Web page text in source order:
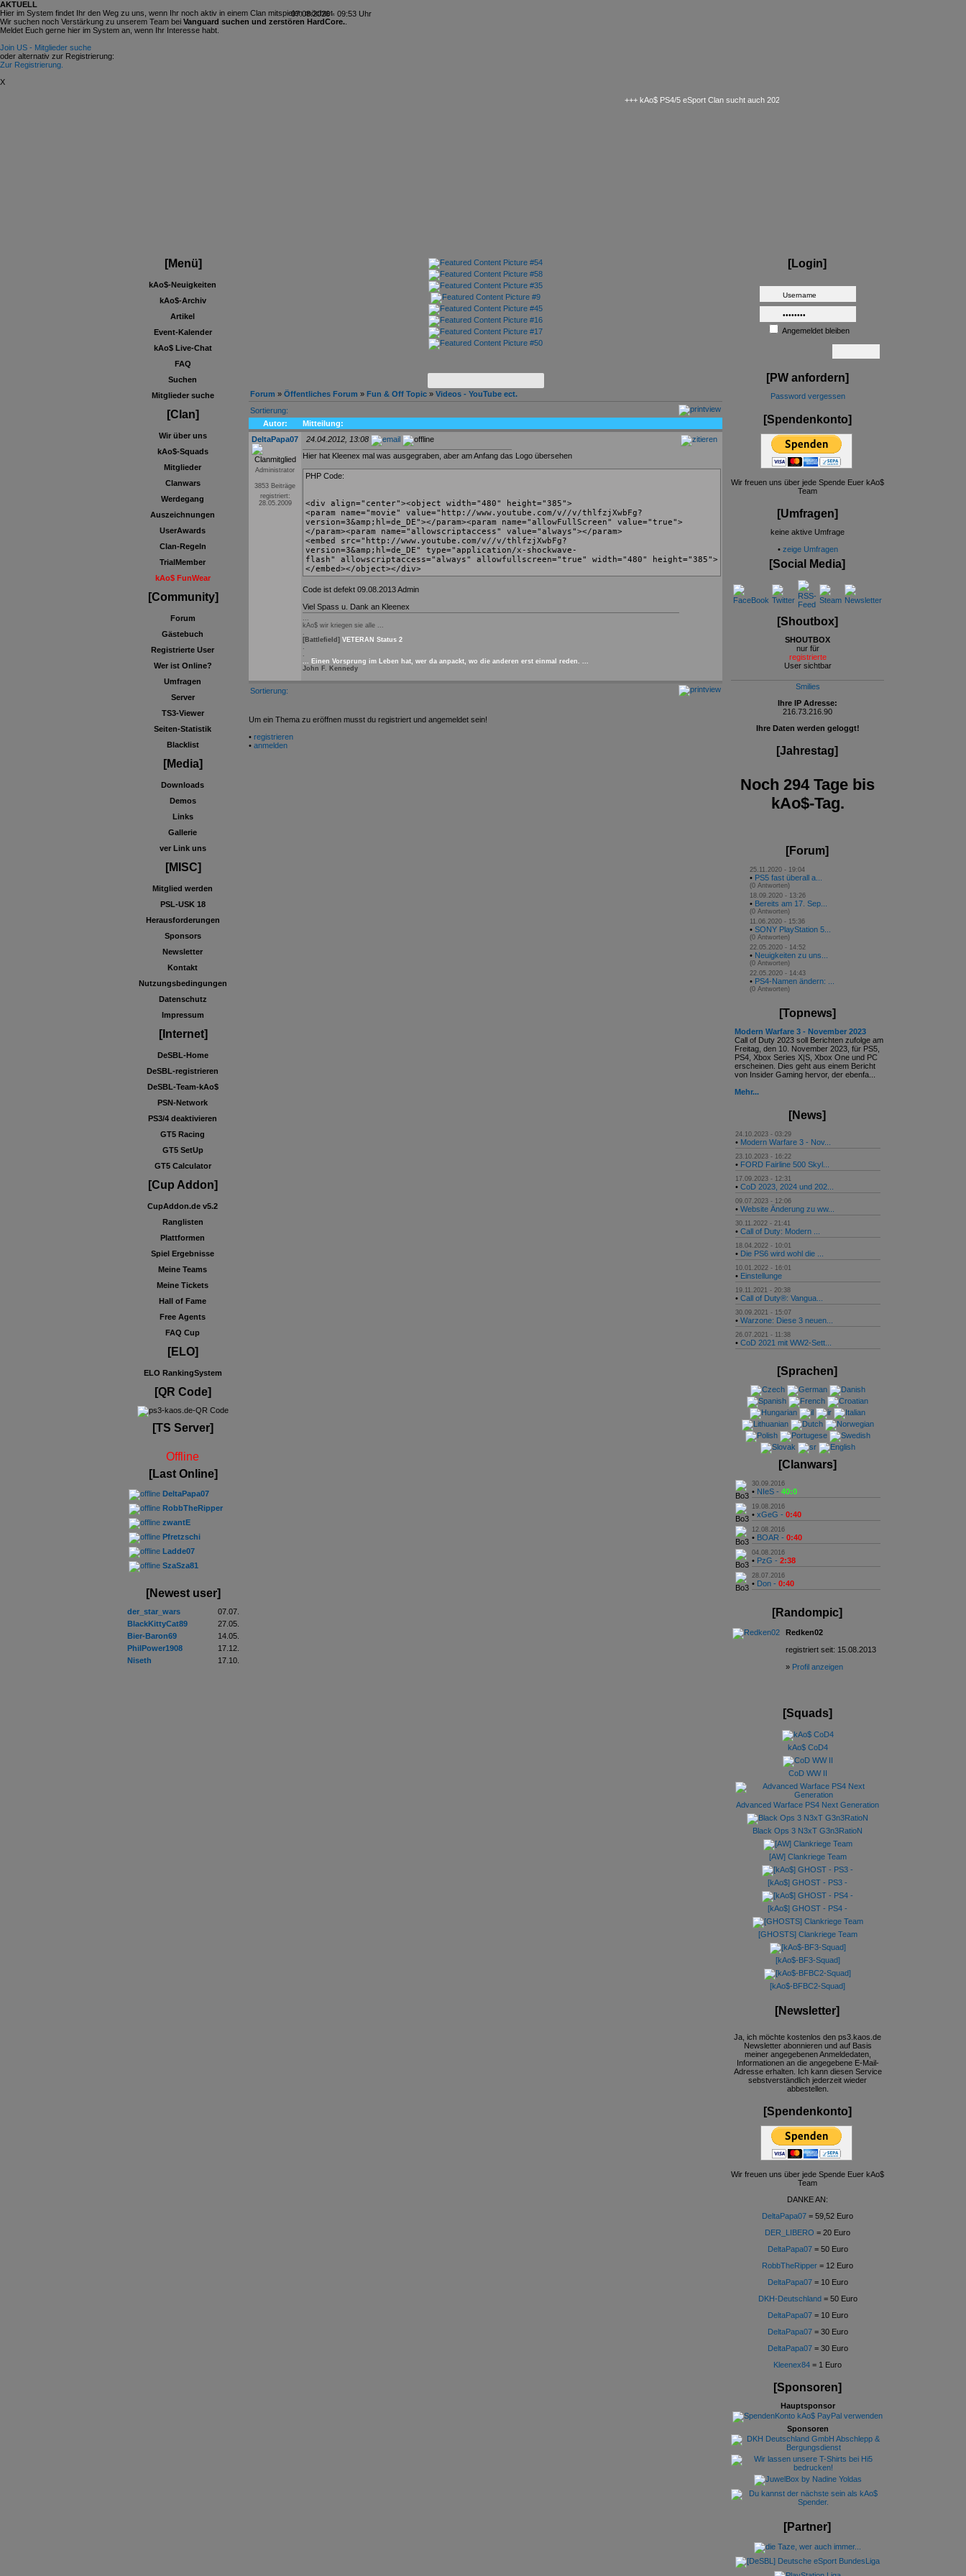
AKTUELL
Hier im System findet Ihr den Weg zu uns, wenn Ihr noch aktiv in einem Clan mitspielen möchtet.
Wir suchen noch Verstärkung zu unserem Team bei Vanguard suchen und zerstören HardCore.
Meldet Euch gerne hier im System an, wenn Ihr Interesse habt.
Join US - Mitglieder suche
oder alternativ zur Registrierung:
Zur Registrierung.
X
07.08.2026 - 09:53 Uhr
+++ kAo$ PS4/5 eSport Clan sucht auch 2023 Competition aktive Mitspieler für Call of Duty MW 2 -
[Menü]
kAo$-Neuigkeiten
kAo$-Archiv
Artikel
Event-Kalender
kAo$ Live-Chat
FAQ
Suchen
Mitglieder suche
[Clan]
Wir über uns
kAo$-Squads
Mitglieder
Clanwars
Werdegang
Auszeichnungen
UserAwards
Clan-Regeln
TrialMember
kAo$ FunWear
[Community]
Forum
Gästebuch
Registrierte User
Wer ist Online?
Umfragen
Server
TS3-Viewer
Seiten-Statistik
Blacklist
[Media]
Downloads
Demos
Links
Gallerie
ver Link uns
[MISC]
Mitglied werden
PSL-USK 18
Herausforderungen
Sponsors
Newsletter
Kontakt
Nutzungsbedingungen
Datenschutz
Impressum
[Internet]
DeSBL-Home
DeSBL-registrieren
DeSBL-Team-kAo$
PSN-Network
PS3/4 deaktivieren
GT5 Racing
GT5 SetUp
GT5 Calculator
[Cup Addon]
CupAddon.de v5.2
Ranglisten
Plattformen
Spiel Ergebnisse
Meine Teams
Meine Tickets
Hall of Fame
Free Agents
FAQ Cup
[ELO]
ELO RankingSystem
[QR Code]
[TS Server]
Offline
[Last Online]
DeltaPapa07
RobbTheRipper
zwantE
Pfretzschi
Ladde07
SzaSza81
[Newest user]
der_star_wars
07.07.
BlackKittyCat89
27.05.
Bier-Baron69
14.05.
PhilPower1908
17.12.
Niseth
17.10.
Forum » Öffentliches Forum » Fun & Off Topic » Videos - YouTube ect.
Sortierung:
Autor:
Mitteilung:
DeltaPapa07
Administrator
3853 Beiträge
registriert:
28.05.2009
24.04.2012, 13:08
Hier hat Kleenex mal was ausgegraben, aber am Anfang das Logo übersehen
PHP Code:
<div align="center"><object width="480" height="385">
<param name="movie" value="http://www.youtube.com/v//v/thlfzjXwbFg?
version=3&amp;hl=de_DE"></param><param name="allowFullScreen" value="true">
</param><param name="allowscriptaccess" value="always"></param>
<embed src="http://www.youtube.com/v//v/thlfzjXwbFg?
version=3&amp;hl=de_DE" type="application/x-shockwave-
flash" allowscriptaccess="always" allowfullscreen="true" width="480" height="385">
</embed></object></div>
Code ist defekt 09.08.2013 Admin
Viel Spass u. Dank an Kleenex
...
kAo$ wir kriegen sie alle ...
.
[Battlefield] VETERAN Status 2
.
.
... Einen Vorsprung im Leben hat, wer da anpackt, wo die anderen erst einmal reden. ...
John F. Kennedy
Sortierung:
Um ein Thema zu eröffnen musst du registriert und angemeldet sein!
• registrieren
• anmelden
[Login]
Angemeldet bleiben
[PW anfordern]
Password vergessen
[Spendenkonto]
Wir freuen uns über jede Spende Euer kAo$
Team
[Umfragen]
keine aktive Umfrage
• zeige Umfragen
[Social Media]
[Shoutbox]
SHOUTBOX
nur für
registrierte
User sichtbar
Smilies
Ihre IP Adresse:
216.73.216.90
Ihre Daten werden geloggt!
[Jahrestag]
Noch 294 Tage bis
kAo$-Tag.
[Forum]
25.11.2020 - 19:04
• PS5 fast überall a...
(0 Antworten)
18.09.2020 - 13:26
• Bereits am 17. Sep...
(0 Antworten)
11.06.2020 - 15:36
• SONY PlayStation 5...
(0 Antworten)
22.05.2020 - 14:52
• Neuigkeiten zu uns...
(0 Antworten)
22.05.2020 - 14:43
• PS4-Namen ändern: ...
(0 Antworten)
[Topnews]
Modern Warfare 3 - November 2023
Call of Duty 2023 soll Berichten zufolge am
Freitag, den 10. November 2023, für PS5,
PS4, Xbox Series X|S, Xbox One und PC
erscheinen. Dies geht aus einem Bericht
von Insider Gaming hervor, der ebenfa...
Mehr...
[News]
24.10.2023 - 03:29
• Modern Warfare 3 - Nov...
23.10.2023 - 16:22
• FORD Fairline 500 Skyl...
17.09.2023 - 12:31
• CoD 2023, 2024 und 202...
09.07.2023 - 12:06
• Website Änderung zu ww...
30.11.2022 - 21:41
• Call of Duty: Modern ...
18.04.2022 - 10:01
• Die PS6 wird wohl die ...
10.01.2022 - 16:01
• Einstellunge
19.11.2021 - 20:38
• Call of Duty®: Vangua...
30.09.2021 - 15:07
• Warzone: Diese 3 neuen...
26.07.2021 - 11:38
• CoD 2021 mit WW2-Sett...
[Sprachen]
[Clanwars]
30.09.2016
• NIeS - 40:0
19.08.2016
• xGeG - 0:40
12.08.2016
• BOAR - 0:40
04.08.2016
• PzG - 2:38
28.07.2016
• Don - 0:40
[Randompic]
Redken02
registriert seit: 15.08.2013
» Profil anzeigen
[Squads]
kAo$ CoD4
CoD WW II
Advanced Warface PS4 Next Generation
Black Ops 3 N3xT G3n3RatioN
[AW] Clankriege Team
[kAo$] GHOST - PS3 -
[kAo$] GHOST - PS4 -
[GHOSTS] Clankriege Team
[kAo$-BF3-Squad]
[kAo$-BFBC2-Squad]
[Newsletter]
Ja, ich möchte kostenlos den ps3.kaos.de
Newsletter abonnieren und auf Basis
meiner angegebenen Anmeldedaten,
Informationen an die angegebene E-Mail-
Adresse erhalten. Ich kann diesen Service
sebstverständlich jederzeit wieder
abbestellen.
[Spendenkonto]
Wir freuen uns über jede Spende Euer kAo$
Team
DANKE AN:
DeltaPapa07 = 59,52 Euro
DER_LIBERO = 20 Euro
DeltaPapa07= 50 Euro
RobbTheRipper = 12 Euro
DeltaPapa07= 10 Euro
DKH-Deutschland = 50 Euro
DeltaPapa07= 10 Euro
DeltaPapa07= 30 Euro
DeltaPapa07= 30 Euro
Kleenex84 = 1 Euro
[Sponsoren]
Hauptsponsor
Sponsoren
[Partner]